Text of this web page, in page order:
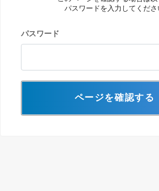
パスワードを入力してくださ
パスワード
ページを確認する